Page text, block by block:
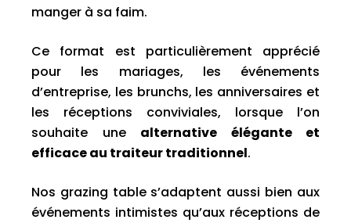
manger à sa faim.
Ce format est particulièrement apprécié
pour les mariages, les événements
d’entreprise, les brunchs, les anniversaires et
les réceptions conviviales, lorsque l’on
souhaite une alternative élégante et
efficace au traiteur traditionnel.
Nos grazing table s’adaptent aussi bien aux
événements intimistes qu’aux réceptions de